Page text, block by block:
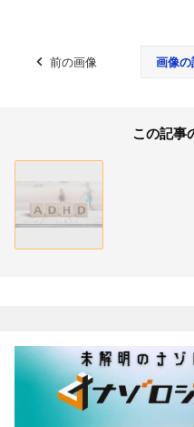
前の画像 画像の
この記事